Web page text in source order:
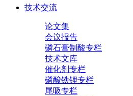
技术交流
论文集
会议报告
磷石膏制酸专栏
技术文库
催化剂专栏
磷酸铁锂专栏
尾吸专栏